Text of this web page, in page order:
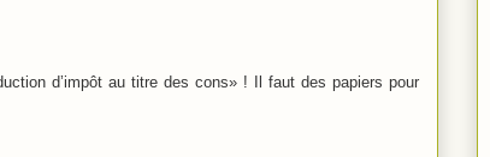
d’impôt au titre des cons» ! Il faut des papiers pour